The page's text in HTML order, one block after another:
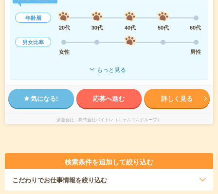
年齢層
20代
30代 40代 50代
60代
男女比率
女性
男性
もっと見る
気になる! 応募へ進む 詳しく見る
派遣会社 株式会社バイトレ（キャムコムグループ）
検索条件を追加して絞り込む
こだわりでお仕事情報を絞り込む